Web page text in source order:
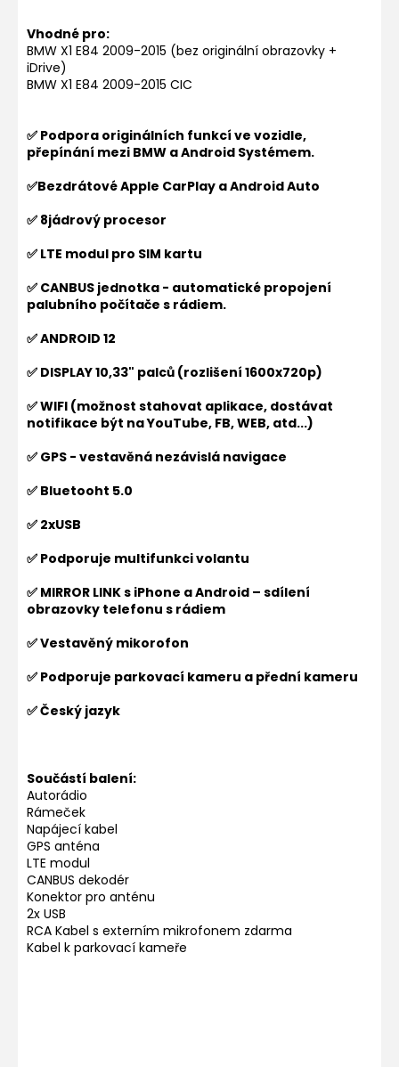
Vhodné pro:
BMW X1 E84 2009-2015 (bez originální obrazovky +
iDrive)
BMW X1 E84 2009-2015 CIC
✅ Podpora originálních funkcí ve vozidle,
přepínání mezi BMW a Android Systémem.
✅Bezdrátové Apple CarPlay a Android Auto
✅ 8jádrový procesor
✅ LTE modul pro SIM kartu
✅ CANBUS jednotka - automatické propojení
palubního počítače s rádiem.
✅ ANDROID 12
✅ DISPLAY 10,33" palců (rozlišení 1600x720p)
✅ WIFI (možnost stahovat aplikace, dostávat
notifikace být na YouTube, FB, WEB, atd...)
✅ GPS - vestavěná nezávislá navigace
✅ Bluetooht 5.0
✅ 2xUSB
✅ Podporuje multifunkci volantu
✅ MIRROR LINK s iPhone a Android – sdílení
obrazovky telefonu s rádiem
✅ Vestavěný mikorofon
✅ Podporuje parkovací kameru a přední kameru
✅ Český jazyk
Součástí balení:
Autorádio
Rámeček
Napájecí kabel
GPS anténa
LTE modul
CANBUS dekodér
Konektor pro anténu
2x USB
RCA Kabel s externím mikrofonem zdarma
Kabel k parkovací kameře